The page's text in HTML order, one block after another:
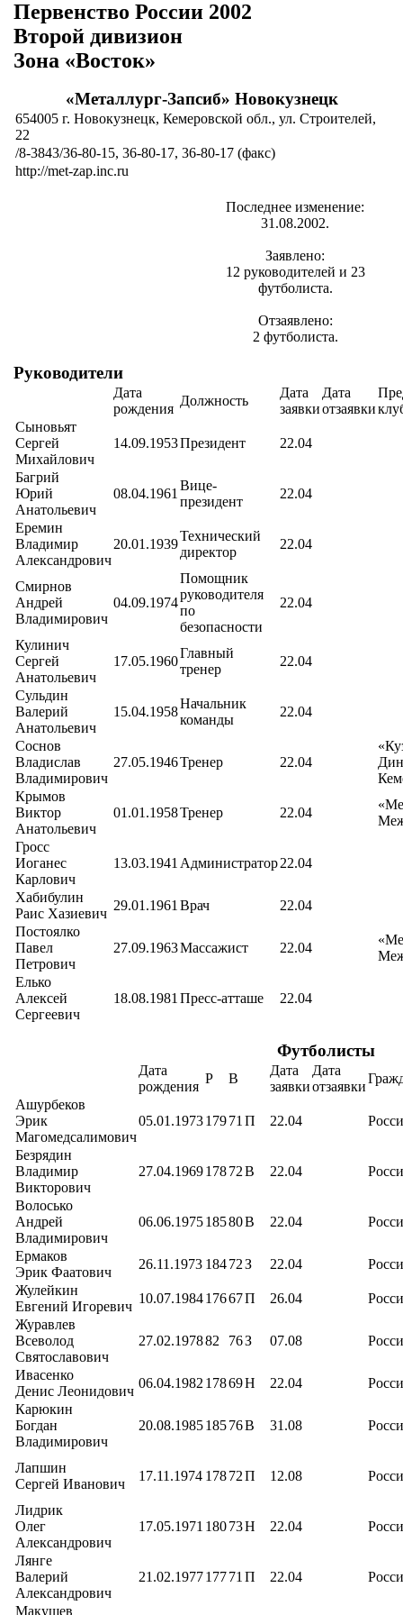
Первенство России 2002
Второй дивизион
Зона «Восток»
«Металлург-Запсиб» Новокузнецк
654005 г. Новокузнецк, Кемеровской обл., ул. Строителей,
22
/8-3843/36-80-15, 36-80-17, 36-80-17 (факс)
http://met-zap.inc.ru
Последнее изменение:
31.08.2002.
Заявлено:
12 руководителей и 23
футболиста.
Отзаявлено:
2 футболиста.
Руководители
Дата
рождения
Должность
Дата
заявки
Дата
отзаявки
Сыновьят
Сергей
Михайлович
14.09.1953Президент 22.04
Багрий
Юрий
Анатольевич
08.04.1961
Вице-
президент
22.04
Еремин
Владимир
Александрович
20.01.1939
Технический
директор
22.04
Смирнов
Андрей
Владимирович
04.09.1974
Помощник
руководителя
по
безопасности
22.04
Кулинич
Сергей
Анатольевич
17.05.1960
Главный
тренер
22.04
Сульдин
Валерий
Анатольевич
15.04.1958
Начальник
команды
22.04
Соснов
Владислав
Владимирович
27.05.1946Тренер 22.04
Крымов
Виктор
Анатольевич
01.01.1958Тренер 22.04
Гросс
Иоганес
Карлович
13.03.1941 Администратор22.04
Хабибулин
Раис Хазиевич
29.01.1961 Врач
22.04
Постоялко
Павел
Петрович
27.09.1963Массажист 22.04
Елько
Алексей
Сергеевич
18.08.1981 Пресс-атташе 22.04
Футболисты
Дата
рождения
Р В
Дата
заявки
Дата
отзаявки
Ашурбеков
Эрик
Магомедсалимович
05.01.197317971 П 22.04
Безрядин
Владимир
Викторович
27.04.196917872В 22.04
Волосько
Андрей
Владимирович
06.06.197518580В 22.04
Ермаков
Эрик Фаатович
26.11.1973 18472З 22.04
Жулейкин
Евгений Игоревич
10.07.198417667П 26.04
Журавлев
Всеволод
Святославович
27.02.197882 76З 07.08
Ивасенко
Денис Леонидович
06.04.1982 17869Н 22.04
Карюкин
Богдан
Владимирович
20.08.198518576В 31.08
Лапшин
Сергей Иванович
17.11.1974 17872П 12.08
Лидрик
Олег
Александрович
17.05.1971 18073Н 22.04
Лянге
Валерий
Александрович
21.02.197717771 П 22.04
Макушев